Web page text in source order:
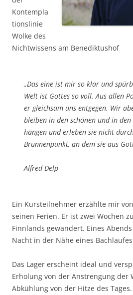
Kontempla
tionslinie
Wolke des
Nichtwissens am Benediktushof
„Das eine ist mir so klar und
Welt ist Gottes so voll. Aus allen
er gleichsam uns entgegen. Wir
bleiben in den schönen und in den
hängen und erleben sie nicht
Brunnenpunkt, an dem sie aus
Alfred Delp
Ein Kursteilnehmer erzählte mir
seinen Ferien. Er ist zwei Wochen
Finnlands gewandert. Eines
Nacht in der Nähe eines
Das Lager erscheint ideal und
Erholung von der Anstrengung der
Abkühlung von der Hitze des